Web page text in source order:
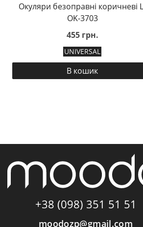
Окуляри безоправні коричневі
OK-3703
455 грн.
UNIVERSAL
В кошик
+38 (098) 351 51 51
moodozp@gmail.com